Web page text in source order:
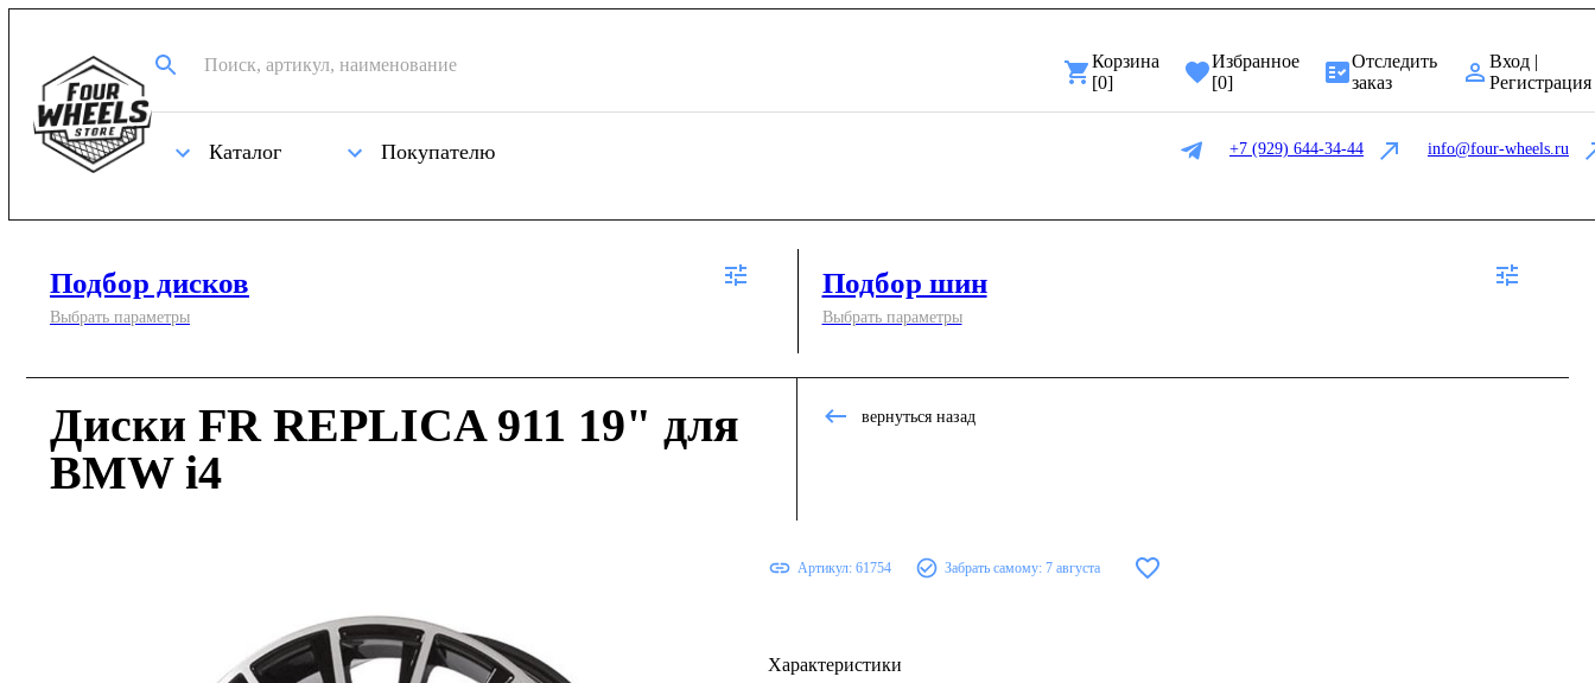
Корзина
[0]
Избранное
[0]
Отследить
заказ
Вход |
Регистрация
Каталог Покупателю +7 (929) 644-34-44 info@four-wheels.ru
Подбор дисков
Выбрать параметры
Подбор шин
Выбрать параметры
Диски FR REPLICA 911 19" для
BMW i4
вернуться назад
Артикул: 61754 Забрать самому: 7 августа
Характеристики